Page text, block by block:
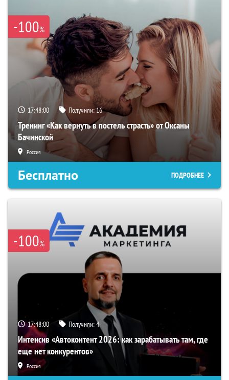
-100%
17:47:59 Получили:16
Тренинг «Как вернуть в постель страсть» от Оксаны
Бачинской
Россия
Бесплатно ПОДРОБНЕЕ
-100%
17:47:59 Получили:4
Интенсив «Автоконтент 2026: как зарабатывать там, где
еще нет конкурентов»
Россия